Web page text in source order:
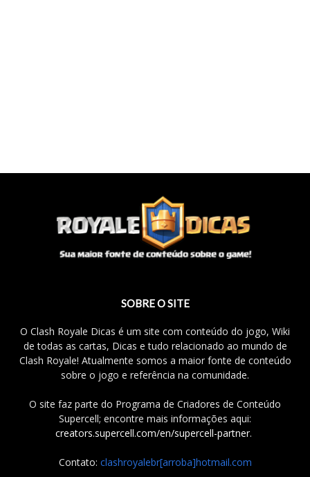
SOBRE O SITE
O Clash Royale Dicas é um site com conteúdo do jogo, Wiki
de todas as cartas, Dicas e tudo relacionado ao mundo de
Clash Royale! Atualmente somos a maior fonte de conteúdo
sobre o jogo e referência na comunidade.
O site faz parte do Programa de Criadores de Conteúdo
Supercell; encontre mais informações aqui:
creators.supercell.com/en/supercell-partner.
Contato: clashroyalebr[arroba]hotmail.com